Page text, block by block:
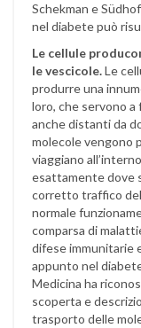
Schekman e
nel diabete può
Le cellule
le vescicole.Le
produrre una
loro, che servono
anche distanti da
molecole vengono
viaggiano
esattamente dove
corretto traffico
normale
comparsa di
difese immunitarie
appunto nel
Medicina ha
scoperta e
trasporto delle